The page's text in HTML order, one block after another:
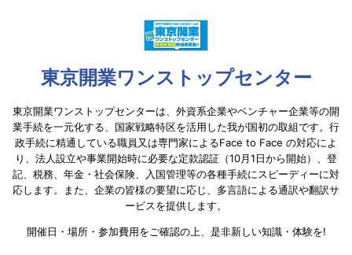
東京開業ワンストップセンター
東京開業ワンストップセンターは、外資系企業やベンチャー企業等の開
業手続を一元化する、国家戦略特区を活用した我が国初の取組です。行
政手続に精通している職員又は専門家によるFace to Face の対応によ
り、法人設立や事業開始時に必要な定款認証（10月1日から開始）、登
記、税務、年金・社会保険、入国管理等の各種手続にスピーディーに対
応します。また、企業の皆様の要望に応じ、多言語による通訳や翻訳サ
ービスを提供します。
開催日・場所・参加費用をご確認の上、是非新しい知識・体験を!